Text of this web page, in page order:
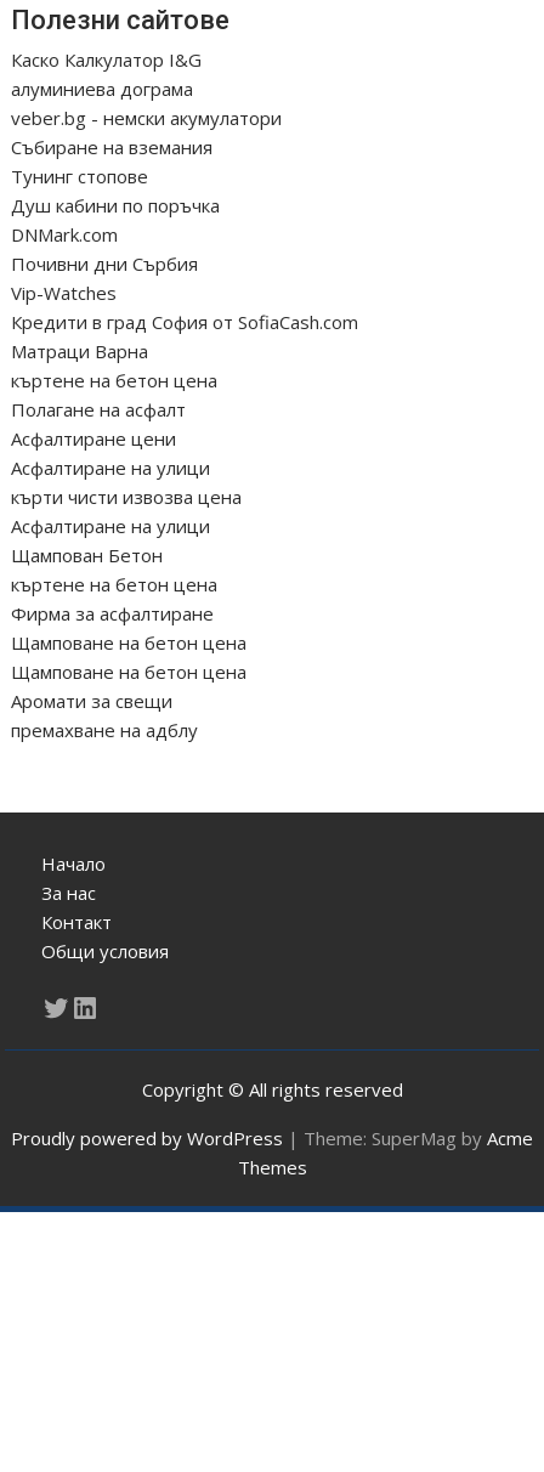
Полезни сайтове
Каско Калкулатор I&G
алуминиева дограма
veber.bg - немски акумулатори
Събиране на вземания
Тунинг стопове
Душ кабини по поръчка
DNMark.com
Почивни дни Сърбия
Vip-Watches
Кредити в град София от SofiaCash.com
Матраци Варна
къртене на бетон цена
Полагане на асфалт
Асфалтиране цени
Асфалтиране на улици
кърти чисти извозва цена
Асфалтиране на улици
Щампован Бетон
къртене на бетон цена
Фирма за асфалтиране
Щамповане на бетон цена
Щамповане на бетон цена
Аромати за свещи
премахване на адблу
Начало
За нас
Контакт
Общи условия
Twitter
LinkedIn
Copyright © All rights reserved
Proudly powered by WordPress | Theme: SuperMag by Acme
Themes